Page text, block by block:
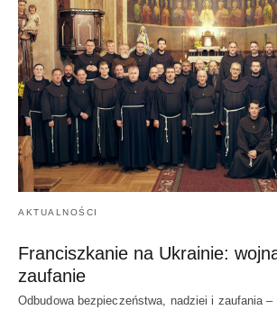
AKTUALNOŚCI
Franciszkanie na Ukrainie:
zaufanie
Odbudowa bezpieczeństwa, nadziei i zaufania